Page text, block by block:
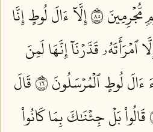
٥٨
إِلَّآ ءَالَ لُوطٍ إِنَّا
ٱمۡرَأَتَهُۥ قَدَّرۡنَآ إِنَّهَا لَمِنَ
لُوطٍ ٱلۡمُرۡسَلُونَ ٦١
قَالَ
قَالُواْ بَلۡ جِئۡنَٰكَ بِمَا كَانُواْ